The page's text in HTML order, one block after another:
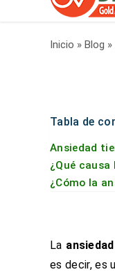
Inicio » Blog »
Tabla de
Ansiedad
¿Qué causa
¿Cómo la
La ansiedad
es decir, es